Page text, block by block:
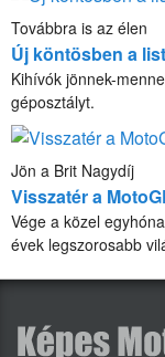
Továbbra is az élen
Új köntösben a
Kihívók jönnek-
géposztályt.
Jön a Brit Nagydíj
Visszatér a
Vége a közel
évek legszorosabb